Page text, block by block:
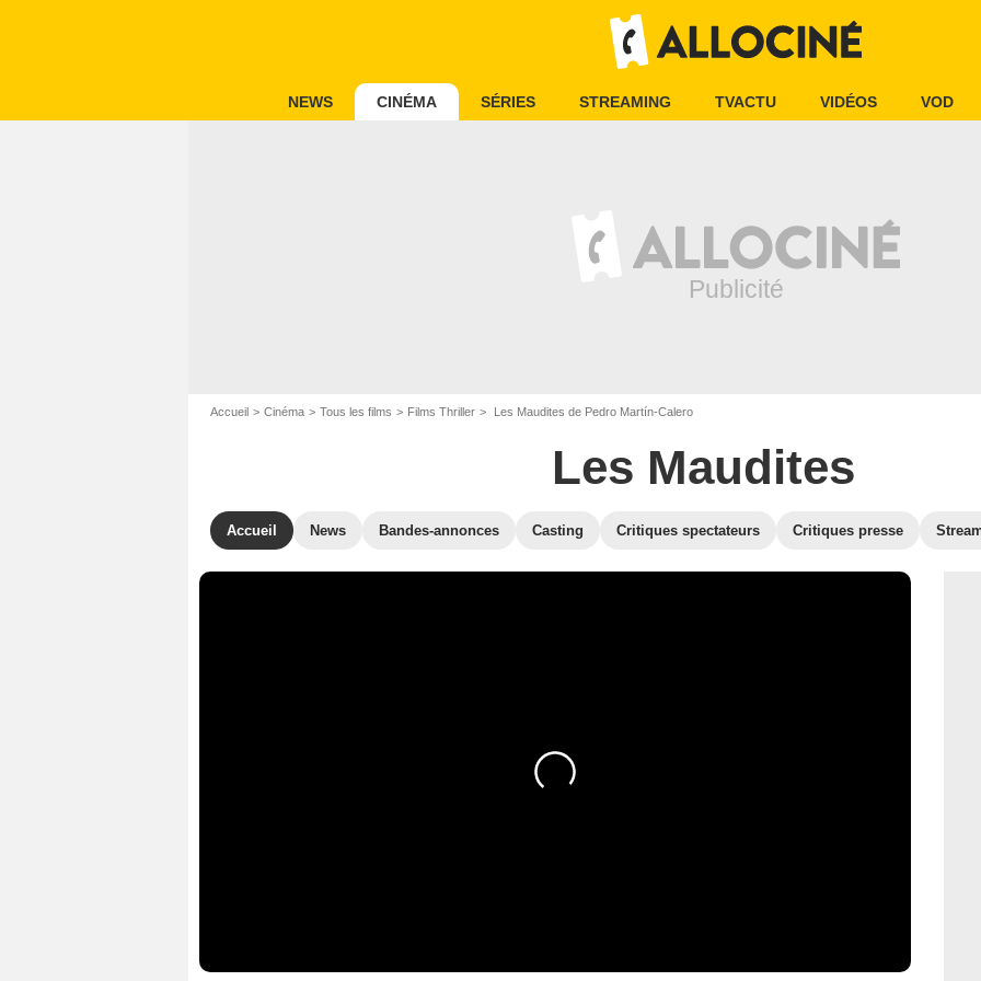
NEWS CINÉMA SÉRIES STREAMING TVACTU VIDÉOS VOD
Accueil Cinéma Tous les films Films Thriller Les Maudites de Pedro Martín-Calero
Les Maudites
Accueil News Bandes-annonces Casting Critiques spectateurs Critiques presse